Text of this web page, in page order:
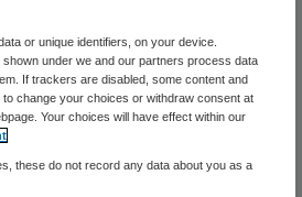
or unique identifiers, on your device.
under we and our partners process data
If trackers are disabled, some content and
change your choices or withdraw consent at
Your choices will have effect within our
these do not record any data about you as a